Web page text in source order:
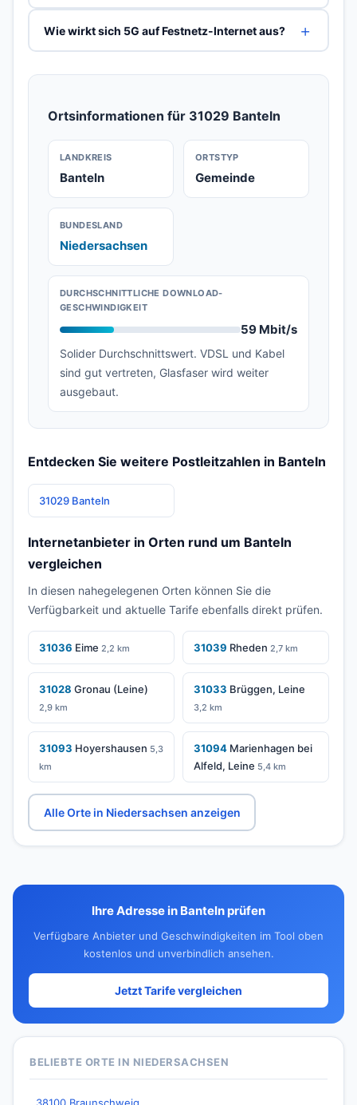
Wie wirkt sich 5G auf Festnetz-Internet aus?
Ortsinformationen für 31029 Banteln
LANDKREIS
Banteln
ORTSTYP
Gemeinde
BUNDESLAND
Niedersachsen
DURCHSCHNITTLICHE DOWNLOAD-
GESCHWINDIGKEIT
59 Mbit/s
Solider Durchschnittswert. VDSL und Kabel
sind gut vertreten, Glasfaser wird weiter
ausgebaut.
Entdecken Sie weitere Postleitzahlen in Banteln
31029 Banteln
Internetanbieter in Orten rund um Banteln
vergleichen
In diesen nahegelegenen Orten können Sie die
Verfügbarkeit und aktuelle Tarife ebenfalls direkt prüfen.
31036 Eime 2,2 km 31039 Rheden 2,7 km
31028 Gronau (Leine)
2,9 km
31033 Brüggen, Leine
3,2 km
31093 Hoyershausen 5,3
km
31094 Marienhagen bei
Alfeld, Leine 5,4 km
Alle Orte in Niedersachsen anzeigen
Ihre Adresse in Banteln prüfen
Verfügbare Anbieter und Geschwindigkeiten im Tool oben
kostenlos und unverbindlich ansehen.
Jetzt Tarife vergleichen
BELIEBTE ORTE IN NIEDERSACHSEN